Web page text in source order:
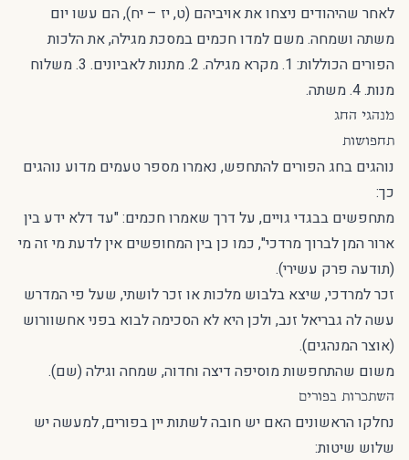
לאחר שהיהודים ניצחו את אויביהם (ט, יז – יח), הם עשו יום
משתה ושמחה. משם למדו חכמים במסכת מגילה, את הלכות
הפורים הכוללות: 1. מקרא מגילה. 2. מתנות לאביונים. 3. משלוח
מנות. 4. משתה.
מנהגי החג
תחפושות
נוהגים בחג הפורים להתחפש, נאמרו מספר טעמים מדוע נוהגים
כך:
מתחפשים בבגדי גויים, על דרך שאמרו חכמים: "עד דלא ידע בין
ארור המן לברוך מרדכי", כמו כן בין המחופשים אין לדעת מי זה מי
(תודעה פרק עשירי).
זכר למרדכי, שיצא בלבוש מלכות או זכר לושתי, שעל פי המדרש
עשה לה גבריאל זנב, ולכן היא לא הסכימה לבוא בפני אחשוורוש
(אוצר המנהגים).
משום שהתחפשות מוסיפה דיצה וחדוה, שמחה וגילה (שם).
השתכרות בפורים
נחלקו הראשונים האם יש חובה לשתות יין בפורים, למעשה יש
שלוש שיטות: